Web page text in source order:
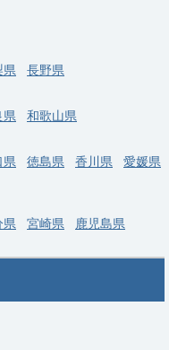
万円
日相談可。
2,000万円
般内科医急募（外科・
県
長野県
県
和歌山県
県 徳島県 香川県
愛媛県
県 宮崎県
鹿児島県